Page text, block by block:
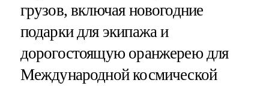
грузов, включая новогодние
подарки для экипажа и
дорогостоящую оранжерею для
Международной космической